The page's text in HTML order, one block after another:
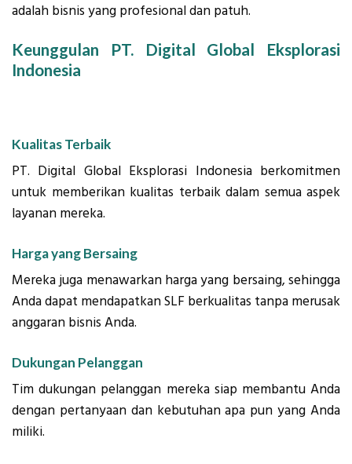
adalah bisnis yang profesional dan patuh.
Keunggulan PT. Digital Global Eksplorasi
Indonesia
Kualitas Terbaik
PT. Digital Global Eksplorasi Indonesia berkomitmen
untuk memberikan kualitas terbaik dalam semua aspek
layanan mereka.
Harga yang Bersaing
Mereka juga menawarkan harga yang bersaing, sehingga
Anda dapat mendapatkan SLF berkualitas tanpa merusak
anggaran bisnis Anda.
Dukungan Pelanggan
Tim dukungan pelanggan mereka siap membantu Anda
dengan pertanyaan dan kebutuhan apa pun yang Anda
miliki.